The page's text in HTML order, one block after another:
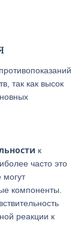
так как высок
к
часто это
компоненты.
реакции к